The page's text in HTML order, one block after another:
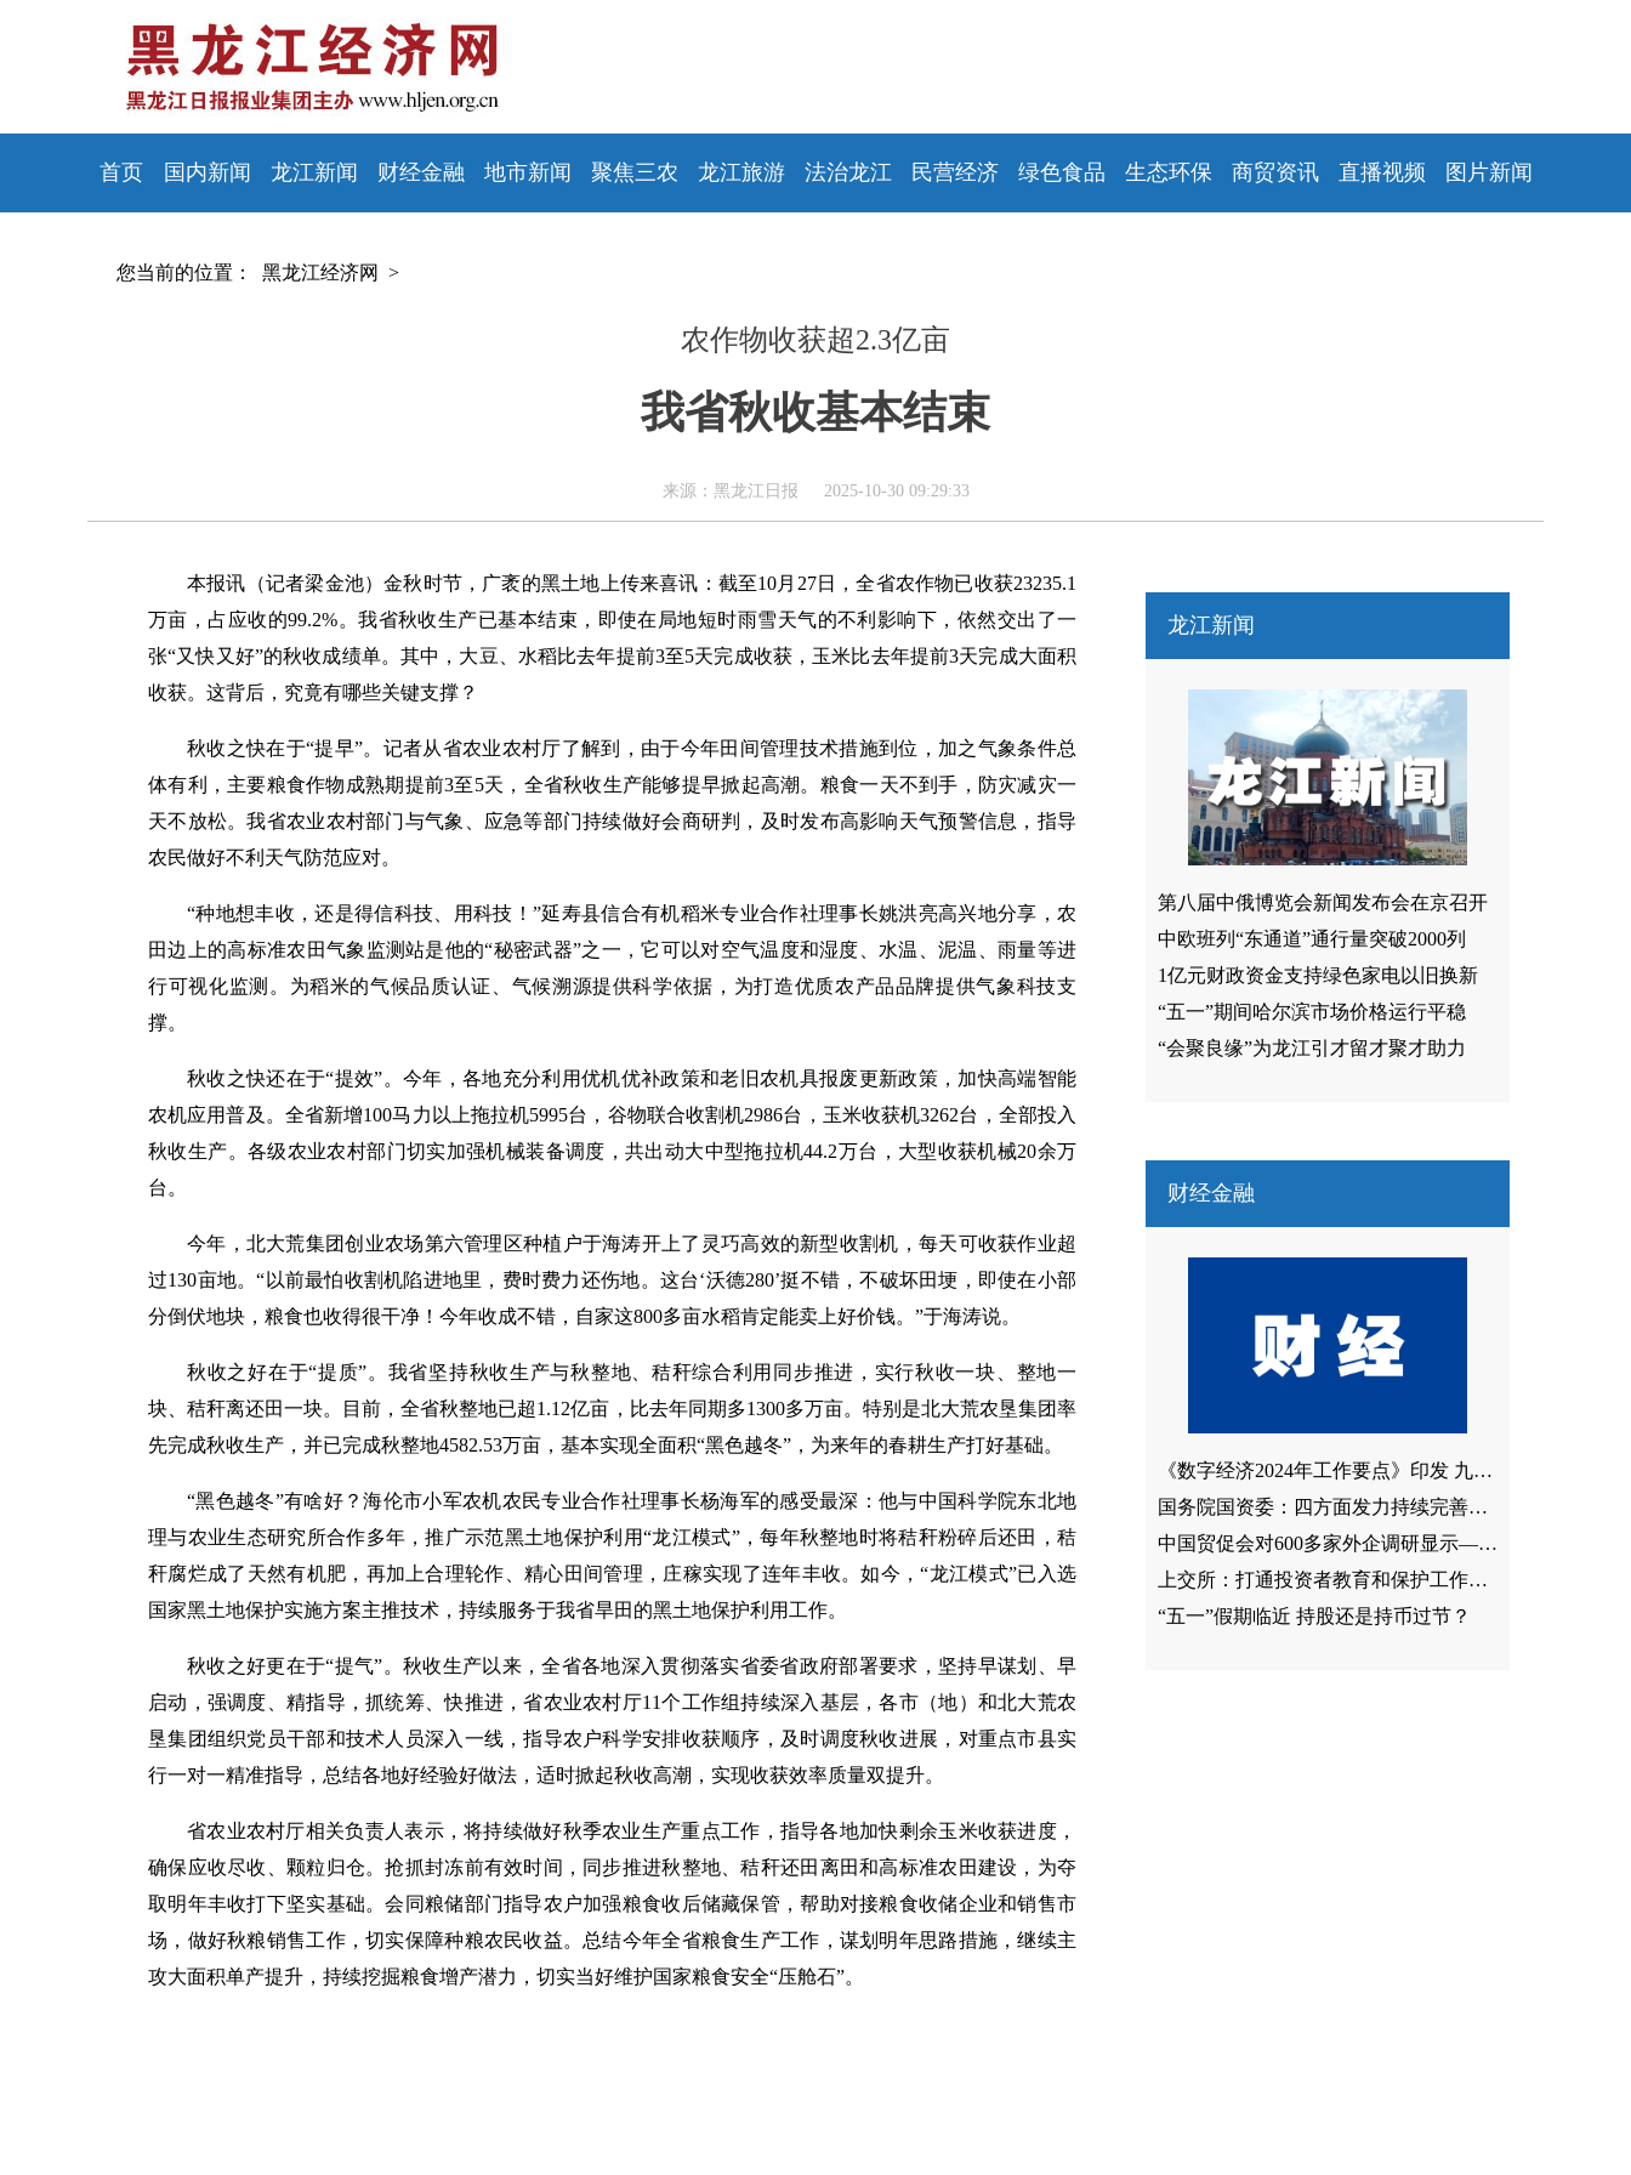
首页 国内新闻 龙江新闻 财经金融 地市新闻 聚焦三农 龙江旅游 法治龙江 民营经济 绿色食品 生态环保 商贸资讯 直播视频 图片新闻
您当前的位置： 黑龙江经济网 >
农作物收获超2.3亿亩
我省秋收基本结束
来源：黑龙江日报 2025-10-30 09:29:33
本报讯（记者梁金池）金秋时节，广袤的黑土地上传来喜讯：截至10月27日，全省农作物已收获23235.1
万亩，占应收的99.2%。我省秋收生产已基本结束，即使在局地短时雨雪天气的不利影响下，依然交出了一
张“又快又好”的秋收成绩单。其中，大豆、水稻比去年提前3至5天完成收获，玉米比去年提前3天完成大面积
收获。这背后，究竟有哪些关键支撑？
秋收之快在于“提早”。记者从省农业农村厅了解到，由于今年田间管理技术措施到位，加之气象条件总
体有利，主要粮食作物成熟期提前3至5天，全省秋收生产能够提早掀起高潮。粮食一天不到手，防灾减灾一
天不放松。我省农业农村部门与气象、应急等部门持续做好会商研判，及时发布高影响天气预警信息，指导
农民做好不利天气防范应对。
“种地想丰收，还是得信科技、用科技！”延寿县信合有机稻米专业合作社理事长姚洪亮高兴地分享，农
田边上的高标准农田气象监测站是他的“秘密武器”之一，它可以对空气温度和湿度、水温、泥温、雨量等进
行可视化监测。为稻米的气候品质认证、气候溯源提供科学依据，为打造优质农产品品牌提供气象科技支
撑。
秋收之快还在于“提效”。今年，各地充分利用优机优补政策和老旧农机具报废更新政策，加快高端智能
农机应用普及。全省新增100马力以上拖拉机5995台，谷物联合收割机2986台，玉米收获机3262台，全部投入
秋收生产。各级农业农村部门切实加强机械装备调度，共出动大中型拖拉机44.2万台，大型收获机械20余万
台。
今年，北大荒集团创业农场第六管理区种植户于海涛开上了灵巧高效的新型收割机，每天可收获作业超
过130亩地。“以前最怕收割机陷进地里，费时费力还伤地。这台‘沃德280’挺不错，不破坏田埂，即使在小部
分倒伏地块，粮食也收得很干净！今年收成不错，自家这800多亩水稻肯定能卖上好价钱。”于海涛说。
秋收之好在于“提质”。我省坚持秋收生产与秋整地、秸秆综合利用同步推进，实行秋收一块、整地一
块、秸秆离还田一块。目前，全省秋整地已超1.12亿亩，比去年同期多1300多万亩。特别是北大荒农垦集团率
先完成秋收生产，并已完成秋整地4582.53万亩，基本实现全面积“黑色越冬”，为来年的春耕生产打好基础。
“黑色越冬”有啥好？海伦市小军农机农民专业合作社理事长杨海军的感受最深：他与中国科学院东北地
理与农业生态研究所合作多年，推广示范黑土地保护利用“龙江模式”，每年秋整地时将秸秆粉碎后还田，秸
秆腐烂成了天然有机肥，再加上合理轮作、精心田间管理，庄稼实现了连年丰收。如今，“龙江模式”已入选
国家黑土地保护实施方案主推技术，持续服务于我省旱田的黑土地保护利用工作。
秋收之好更在于“提气”。秋收生产以来，全省各地深入贯彻落实省委省政府部署要求，坚持早谋划、早
启动，强调度、精指导，抓统筹、快推进，省农业农村厅11个工作组持续深入基层，各市（地）和北大荒农
垦集团组织党员干部和技术人员深入一线，指导农户科学安排收获顺序，及时调度秋收进展，对重点市县实
行一对一精准指导，总结各地好经验好做法，适时掀起秋收高潮，实现收获效率质量双提升。
省农业农村厅相关负责人表示，将持续做好秋季农业生产重点工作，指导各地加快剩余玉米收获进度，
确保应收尽收、颗粒归仓。抢抓封冻前有效时间，同步推进秋整地、秸秆还田离田和高标准农田建设，为夺
取明年丰收打下坚实基础。会同粮储部门指导农户加强粮食收后储藏保管，帮助对接粮食收储企业和销售市
场，做好秋粮销售工作，切实保障种粮农民收益。总结今年全省粮食生产工作，谋划明年思路措施，继续主
攻大面积单产提升，持续挖掘粮食增产潜力，切实当好维护国家粮食安全“压舱石”。